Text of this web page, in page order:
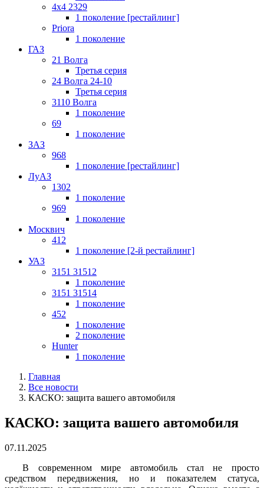
4x4 2329
1 поколение [рестайлинг]
Priora
1 поколение
ГАЗ
21 Волга
Третья серия
24 Волга 24-10
Третья серия
3110 Волга
1 поколение
69
1 поколение
ЗАЗ
968
1 поколение [рестайлинг]
ЛуАЗ
1302
1 поколение
969
1 поколение
Москвич
412
1 поколение [2-й рестайлинг]
УАЗ
3151 31512
1 поколение
3151 31514
1 поколение
452
1 поколение
2 поколение
Hunter
1 поколение
Главная
Все новости
КАСКО: защита вашего автомобиля
КАСКО: защита вашего автомобиля
07.11.2025
В современном мире автомобиль стал не просто
средством передвижения, но и показателем статуса,